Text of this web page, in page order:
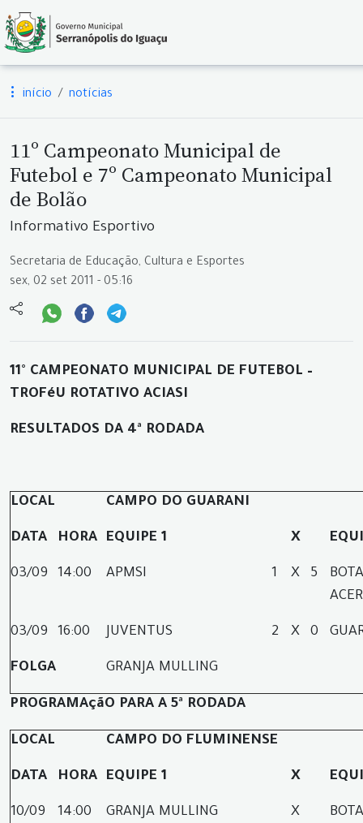
início notícias
11º Campeonato Municipal de
Futebol e 7º Campeonato Municipal
de Bolão
Informativo Esportivo
Secretaria de Educação, Cultura e Esportes
sex, 02 set 2011 - 05:16
11° CAMPEONATO MUNICIPAL DE FUTEBOL –
TROFéU ROTATIVO ACIASI
RESULTADOS DA 4ª RODADA
LOCAL CAMPO DO GUARANI
DATA HORA EQUIPE 1 X
03/09 14:00 APMSI 1 X 5
03/09 16:00 JUVENTUS 2 X 0
FOLGA GRANJA MULLING
PROGRAMAçãO PARA A 5ª RODADA
LOCAL CAMPO DO FLUMINENSE
DATA HORA EQUIPE 1 X
10/09 14:00 GRANJA MULLING X